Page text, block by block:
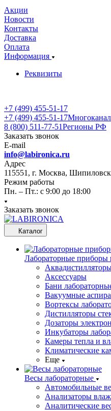
Акции
Новости
Контакты
Доставка
Оплата
Информация
Реквизиты
+7 (499) 455-51-17
+7 (499) 455-51-17
8 (800) 511-77-51Регионы РФ
Заказать звонок
E-mail
info@labironica.ru
Адрес
115551, г. Москва,
Режим работы
Пн. – Пт.: с 9:00 до 18:00
Заказать звонок
Каталог
Лабораторные приборы
Аксессуары
Бани
Вакуумные
Вортексы
Дистилляторы
Дозаторы
Инкубаторы
Камеры тепла и
Климатические
Еще
Весы лабораторные
Автомобильные
Анализаторы
Аналитические